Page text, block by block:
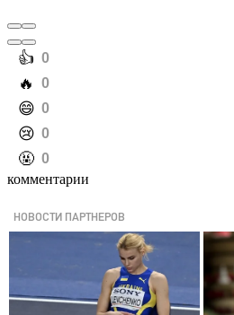
️👍 0
️🔥 0
️😄 0
️😢 0
️🤬 0
комментарии